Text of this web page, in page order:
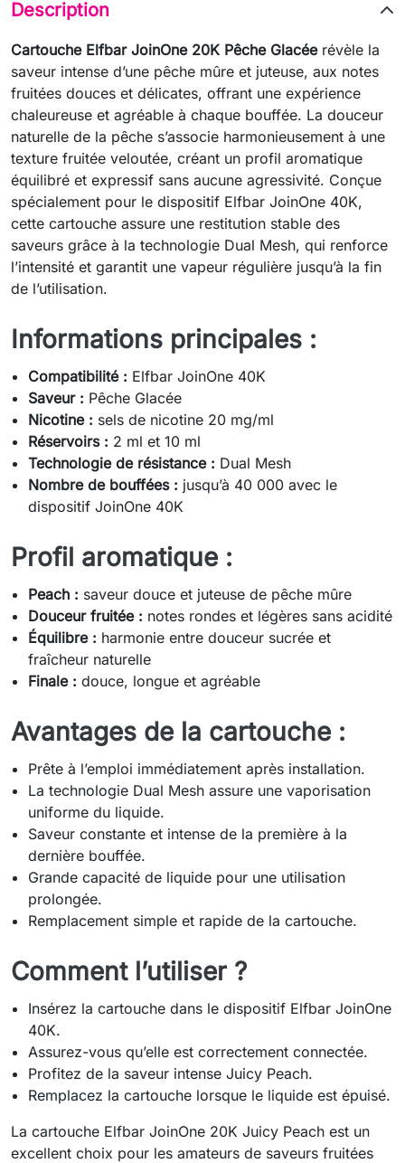
Description
Cartouche Elfbar JoinOne 20K Pêche Glacéerévèle la
saveur intense d’une pêche mûre et juteuse, aux notes
fruitées douces et délicates, offrant une expérience
chaleureuse et agréable à chaque bouffée. La douceur
naturelle de la pêche s’associe harmonieusement à une
texture fruitée veloutée, créant un profil aromatique
équilibré et expressif sans aucune agressivité. Conçue
spécialement pour le dispositif Elfbar JoinOne 40K,
cette cartouche assure une restitution stable des
saveurs grâce à la technologie Dual Mesh, qui renforce
l’intensité et garantit une vapeur régulière jusqu’à la fin
de l’utilisation.
Informations principales :
Compatibilité : Elfbar JoinOne 40K
Saveur : Pêche Glacée
Nicotine : sels de nicotine 20 mg/ml
Réservoirs : 2 ml et 10 ml
Technologie de résistance : Dual Mesh
Nombre de bouffées : jusqu’à 40 000 avec le
dispositif JoinOne 40K
Profil aromatique :
Peach : saveur douce et juteuse de pêche mûre
Douceur fruitée : notes rondes et légères sans acidité
Équilibre : harmonie entre douceur sucrée et
fraîcheur naturelle
Finale : douce, longue et agréable
Avantages de la cartouche :
Prête à l’emploi immédiatement après installation.
La technologie Dual Mesh assure une vaporisation
uniforme du liquide.
Saveur constante et intense de la première à la
dernière bouffée.
Grande capacité de liquide pour une utilisation
prolongée.
Remplacement simple et rapide de la cartouche.
Comment l’utiliser ?
Insérez la cartouche dans le dispositif Elfbar JoinOne
40K.
Assurez-vous qu’elle est correctement connectée.
Profitez de la saveur intense Juicy Peach.
Remplacez la cartouche lorsque le liquide est épuisé.
La cartouche Elfbar JoinOne 20K Juicy Peach est un
excellent choix pour les amateurs de saveurs fruitées